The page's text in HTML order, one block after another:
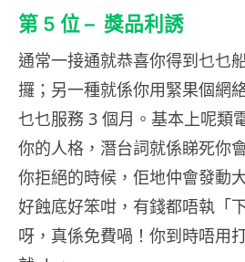
第 5 位 – 獎品利誘
通常一接通就恭喜你得到乜乜
攞；另一種就係你用緊果個網
乜乜服務 3 個月。基本上呢類
你的人格，潛台詞就係睇死你
你拒絕的時候，佢地仲會發動
好蝕底好笨咁，有錢都唔執「
呀，真係免費喎！你到時唔用